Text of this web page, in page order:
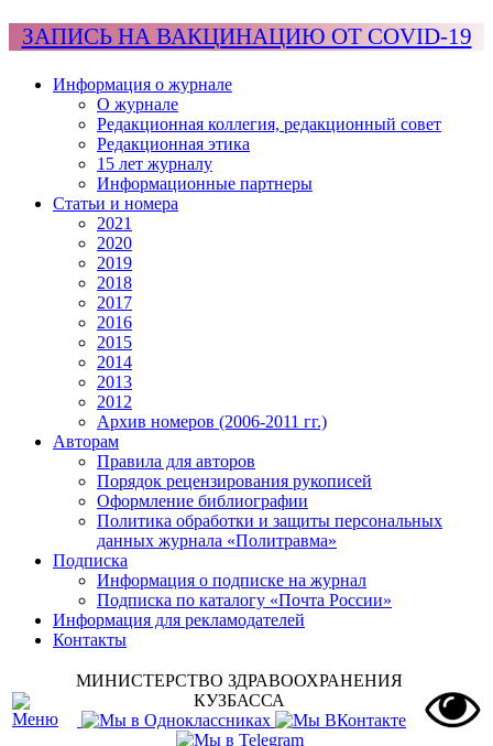
ЗАПИСЬ НА ВАКЦИНАЦИЮ ОТ COVID-19
Информация о журнале
О журнале
Редакционная коллегия, редакционный совет
Редакционная этика
15 лет журналу
Информационные партнеры
Статьи и номера
2021
2020
2019
2018
2017
2016
2015
2014
2013
2012
Архив номеров (2006-2011 гг.)
Авторам
Правила для авторов
Порядок рецензирования рукописей
Оформление библиографии
Политика обработки и защиты персональных
данных журнала «Политравма»
Подписка
Информация о подписке на журнал
Подписка по каталогу «Почта России»
Информация для рекламодателей
Контакты
МИНИСТЕРСТВО ЗДРАВООХРАНЕНИЯ
КУЗБАССА